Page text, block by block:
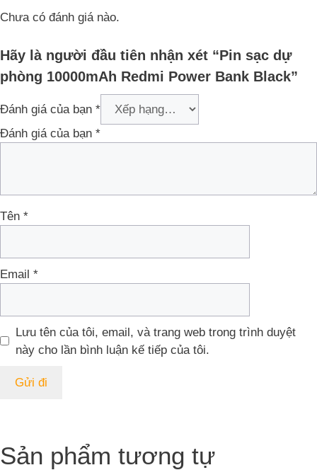
Chưa có đánh giá nào.
Hãy là người đầu tiên nhận xét “Pin sạc dự
phòng 10000mAh Redmi Power Bank Black”
Đánh giá của bạn *
Đánh giá của bạn *
Tên *
Email *
Lưu tên của tôi, email, và trang web trong trình duyệt
này cho lần bình luận kế tiếp của tôi.
Sản phẩm tương tự